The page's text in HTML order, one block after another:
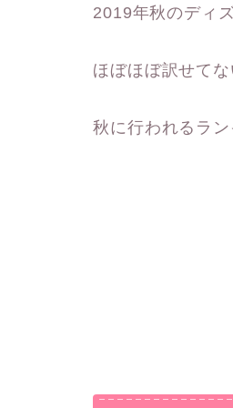
2019年秋のディ
ほぼほぼ訳せて
秋に行われるラン